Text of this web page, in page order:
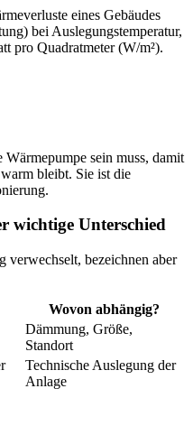
eines Gebäudes
bei Auslegungstemperatur,
pro Quadratmeter (W/m²).
sein muss, damit
bleibt. Sie ist die
wichtige Unterschied
verwechselt, bezeichnen aber
Wovon abhängig?
Dämmung, Größe,
Standort
Technische Auslegung der
Anlage